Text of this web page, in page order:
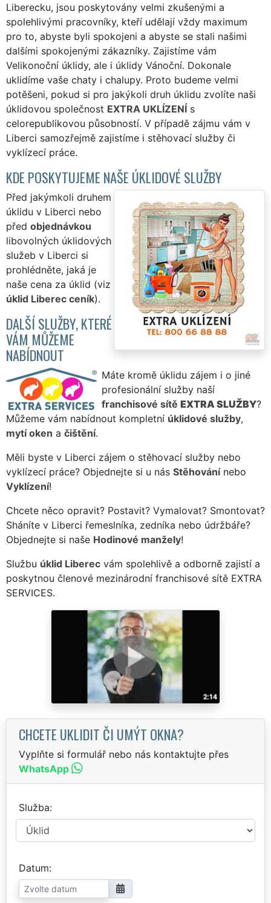
Liberecku, jsou poskytovány velmi zkušenými a
spolehlivými pracovníky, kteří udělají vždy maximum
pro to, abyste byli spokojeni a abyste se stali našimi
dalšími spokojenými zákazníky. Zajistíme vám
Velikonoční úklidy, ale i úklidy Vánoční. Dokonale
uklidíme vaše chaty i chalupy. Proto budeme velmi
potěšeni, pokud si pro jakýkoli druh úklidu zvolíte naši
úklidovou společnost EXTRA UKLÍZENÍ s
celorepublikovou působností. V případě zájmu vám v
Liberci samozřejmě zajistíme i stěhovací služby či
vyklízecí práce.
KDE POSKYTUJEME NAŠE ÚKLIDOVÉ SLUŽBY
Před jakýmkoli druhem
úklidu v Liberci nebo
před objednávkou
libovolných úklidových
služeb v Liberci si
prohlédněte, jaká je
naše cena za úklid (viz
úklid Liberec ceník).
DALŠÍ SLUŽBY, KTERÉ
VÁM MŮŽEME
NABÍDNOUT
Máte kromě úklidu zájem i o jiné
profesionální služby naší
franchisové sítě EXTRA SLUŽBY?
Můžeme vám nabídnout kompletní úklidové služby,
mytí oken a čištění.
Měli byste v Liberci zájem o stěhovací služby nebo
vyklízecí práce? Objednejte si u nás Stěhovánínebo
Vyklízení!
Chcete něco opravit? Postavit? Vymalovat? Smontovat?
Sháníte v Liberci řemeslníka, zedníka nebo údržbáře?
Objednejte si naše Hodinové manžely!
Službu úklid Liberec vám spolehlivě a odborně zajistí a
poskytnou členové mezinárodní franchisové sítě EXTRA
SERVICES.
CHCETE UKLIDIT ČI UMÝT OKNA?
Vyplňte si formulář nebo nás kontaktujte přes
WhatsApp
Služba
Datum